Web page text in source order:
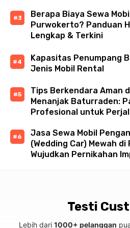
Berapa Biaya Sewa
Purwokerto? Panduan
Lengkap & Terkini
Kapasitas Penumpang
Jenis Mobil Rental
Tips Berkendara Aman
Menanjak Baturraden:
Profesional untuk
Jasa Sewa Mobil
(Wedding Car) Mewah
Wujudkan Pernikahan
Testi
Lebih dari 1000+ pelanggan